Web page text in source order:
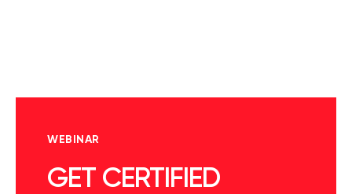
WEBINAR
GET CERTIFIED